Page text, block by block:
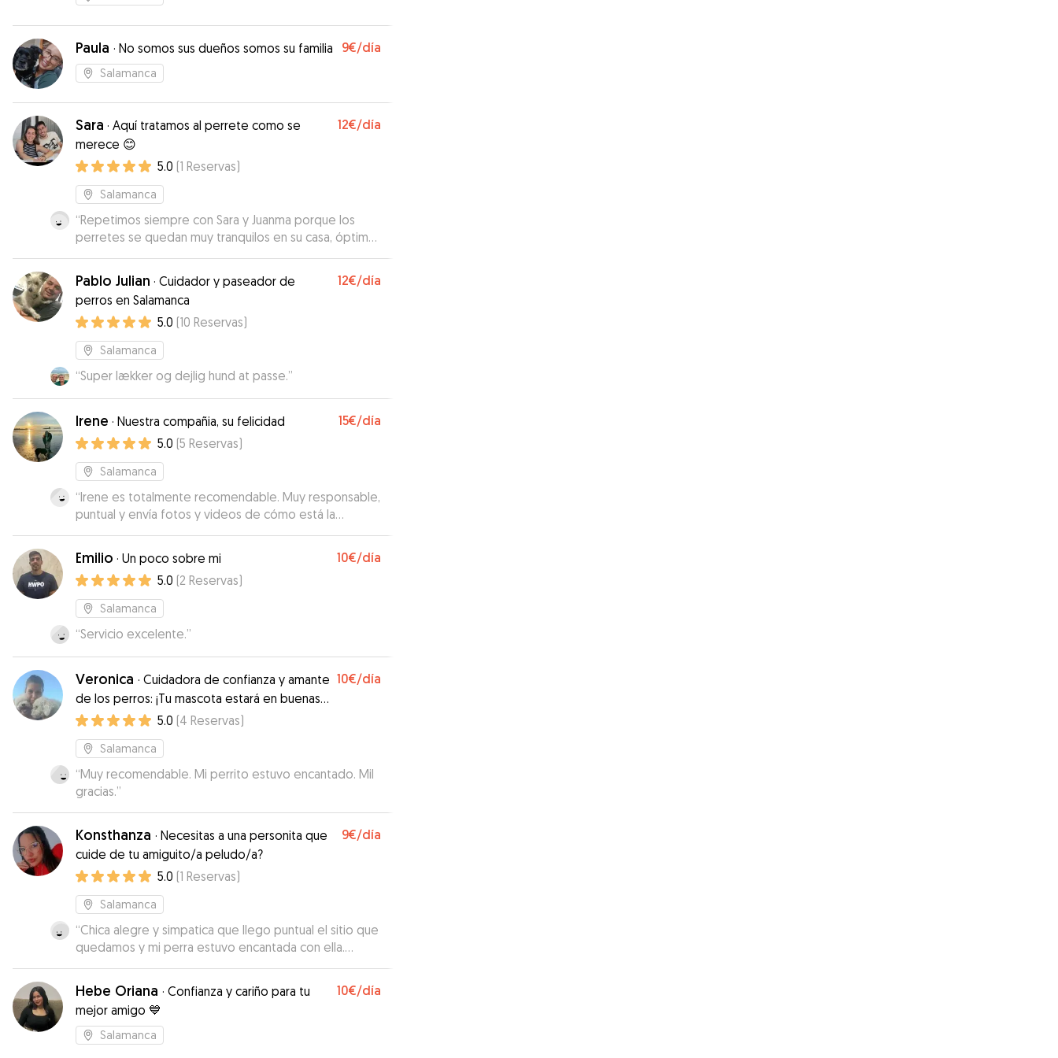
Paula · No somos sus dueños somos su familia 9€/día
Salamanca
Sara · Aquí tratamos al perrete como se
merece 😊
12€/día
5.0 (1 Reservas)
Salamanca
“Repetimos siempre con Sara y Juanma porque los
perretes se quedan muy tranquilos en su casa, óptima
atención y comunicación.”
Pablo Julian · Cuidador y paseador de
perros en Salamanca
12€/día
5.0 (10 Reservas)
Salamanca
“Super lækker og dejlig hund at passe.”
Irene · Nuestra compañia, su felicidad 15€/día
5.0 (5 Reservas)
Salamanca
“Irene es totalmente recomendable. Muy responsable,
puntual y envía fotos y videos de cómo está la
mascota todos los días y a todas horas. Sin duda
repetiré con ella.
Emilio · Un poco sobre mi 10€/día
5.0 (2 Reservas)
Salamanca
“Servicio excelente.”
Veronica · Cuidadora de confianza y amante
de los perros: ¡Tu mascota estará en buenas
manos!
10€/día
5.0 (4 Reservas)
Salamanca
“Muy recomendable. Mi perrito estuvo encantado. Mil
gracias.”
Konsthanza · Necesitas a una personita que
cuide de tu amiguito/a peludo/a?
9€/día
5.0 (1 Reservas)
Salamanca
“Chica alegre y simpatica que llego puntual el sitio que
quedamos y mi perra estuvo encantada con ella.
Contesto muy rapido al mensaje. Sin duda repetiria.”
Hebe Oriana · Confianza y cariño para tu
mejor amigo 💙
10€/día
Salamanca